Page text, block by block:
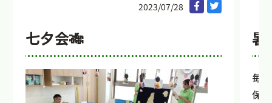
2023/07/28
七夕会🎋 暑
毎
保